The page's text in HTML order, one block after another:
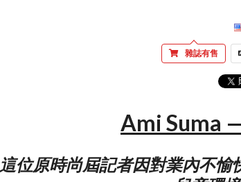
雜誌有售
Ami Suma
這位原時尚屆記者因對業內不